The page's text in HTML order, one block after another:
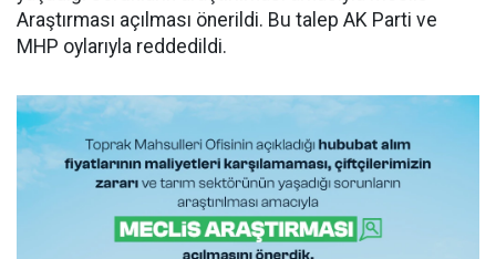
Araştırması açılması önerildi. Bu talep AK Parti ve
MHP oylarıyla reddedildi.